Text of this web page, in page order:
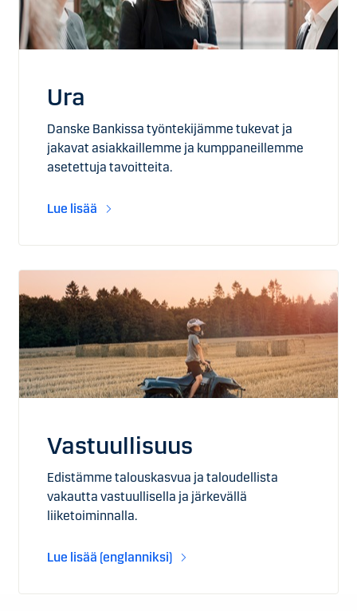
Ura
Danske Bankissa työntekijämme tukevat ja
jakavat asiakkaillemme ja kumppaneillemme
asetettuja tavoitteita.
Lue lisää
Vastuullisuus
Edistämme talouskasvua ja taloudellista
vakautta vastuullisella ja järkevällä
liiketoiminnalla.
Lue lisää (englanniksi)